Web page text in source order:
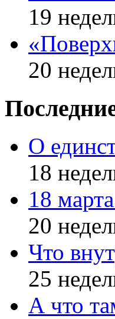
19
20
О
18
18
20
Что
25
А что